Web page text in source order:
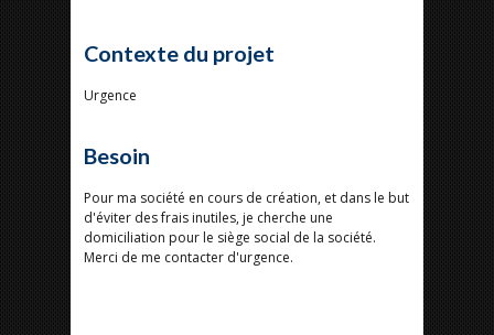
Contexte du projet
Urgence
Besoin
Pour ma société en cours de création, et dans le but
d'éviter des frais inutiles, je cherche une
domiciliation pour le siège social de la société.
Merci de me contacter d'urgence.